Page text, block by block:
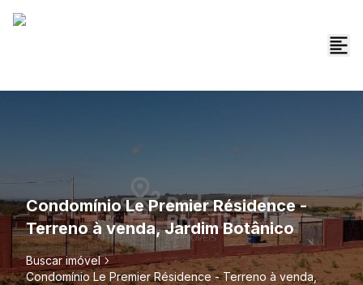
Condomínio Le Premier Résidence -
Terreno à venda, Jardim Botânico
Buscar imóvel
Condomínio Le Premier Résidence - Terreno à venda,